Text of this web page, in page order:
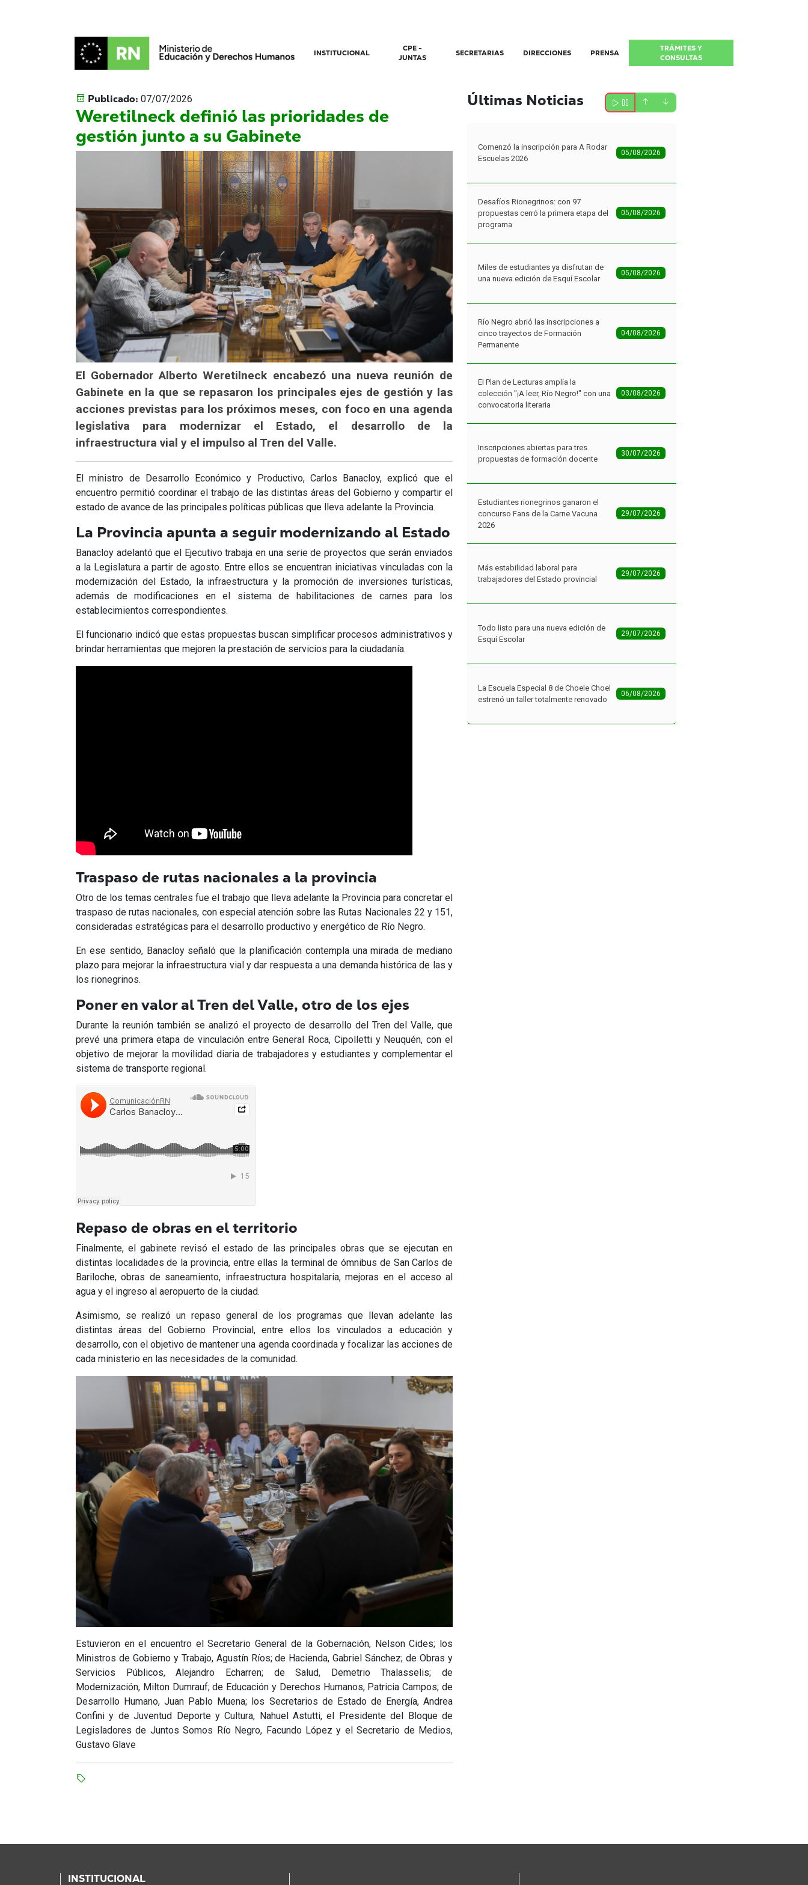
INSTITUCIONAL
CPE -
JUNTAS
SECRETARIAS DIRECCIONES PRENSA
TRÁMITES Y
CONSULTAS
Publicado: 07/07/2026
Weretilneck definió las prioridades de
gestión junto a su Gabinete
El Gobernador Alberto Weretilneck encabezó una nueva reunión de
Gabinete en la que se repasaron los principales ejes de gestión y las
acciones previstas para los próximos meses, con foco en una agenda
legislativa para modernizar el Estado, el desarrollo de la
infraestructura vial y el impulso al Tren del Valle.
El ministro de Desarrollo Económico y Productivo, Carlos Banacloy, explicó que el
encuentro permitió coordinar el trabajo de las distintas áreas del Gobierno y compartir el
estado de avance de las principales políticas públicas que lleva adelante la Provincia.
La Provincia apunta a seguir modernizando al Estado
Banacloy adelantó que el Ejecutivo trabaja en una serie de proyectos que serán enviados
a la Legislatura a partir de agosto. Entre ellos se encuentran iniciativas vinculadas con la
modernización del Estado, la infraestructura y la promoción de inversiones turísticas,
además de modificaciones en el sistema de habilitaciones de carnes para los
establecimientos correspondientes.
El funcionario indicó que estas propuestas buscan simplificar procesos administrativos y
brindar herramientas que mejoren la prestación de servicios para la ciudadanía.
Traspaso de rutas nacionales a la provincia
Otro de los temas centrales fue el trabajo que lleva adelante la Provincia para concretar el
traspaso de rutas nacionales, con especial atención sobre las Rutas Nacionales 22 y 151,
consideradas estratégicas para el desarrollo productivo y energético de Río Negro.
En ese sentido, Banacloy señaló que la planificación contempla una mirada de mediano
plazo para mejorar la infraestructura vial y dar respuesta a una demanda histórica de las y
los rionegrinos.
Poner en valor al Tren del Valle, otro de los ejes
Durante la reunión también se analizó el proyecto de desarrollo del Tren del Valle, que
prevé una primera etapa de vinculación entre General Roca, Cipolletti y Neuquén, con el
objetivo de mejorar la movilidad diaria de trabajadores y estudiantes y complementar el
sistema de transporte regional.
Repaso de obras en el territorio
Finalmente, el gabinete revisó el estado de las principales obras que se ejecutan en
distintas localidades de la provincia, entre ellas la terminal de ómnibus de San Carlos de
Bariloche, obras de saneamiento, infraestructura hospitalaria, mejoras en el acceso al
agua y el ingreso al aeropuerto de la ciudad.
Asimismo, se realizó un repaso general de los programas que llevan adelante las
distintas áreas del Gobierno Provincial, entre ellos los vinculados a educación y
desarrollo, con el objetivo de mantener una agenda coordinada y focalizar las acciones de
cada ministerio en las necesidades de la comunidad.
Estuvieron en el encuentro el Secretario General de la Gobernación, Nelson Cides; los
Ministros de Gobierno y Trabajo, Agustín Ríos; de Hacienda, Gabriel Sánchez; de Obras y
Servicios Públicos, Alejandro Echarren; de Salud, Demetrio Thalasselis; de
Modernización, Milton Dumrauf; de Educación y Derechos Humanos, Patricia Campos; de
Desarrollo Humano, Juan Pablo Muena; los Secretarios de Estado de Energía, Andrea
Confini y de Juventud Deporte y Cultura, Nahuel Astutti, el Presidente del Bloque de
Legisladores de Juntos Somos Río Negro, Facundo López y el Secretario de Medios,
Gustavo Glave
Últimas Noticias
Comenzó la inscripción para A Rodar
Escuelas 2026
05/08/2026
Desafíos Rionegrinos: con 97
propuestas cerró la primera etapa del
programa
05/08/2026
Miles de estudiantes ya disfrutan de
una nueva edición de Esquí Escolar
05/08/2026
Río Negro abrió las inscripciones a
cinco trayectos de Formación
Permanente
04/08/2026
El Plan de Lecturas amplía la
colección "¡A leer, Río Negro!" con una
convocatoria literaria
03/08/2026
Inscripciones abiertas para tres
propuestas de formación docente
30/07/2026
Estudiantes rionegrinos ganaron el
concurso Fans de la Carne Vacuna
2026
29/07/2026
Más estabilidad laboral para
trabajadores del Estado provincial
29/07/2026
Todo listo para una nueva edición de
Esquí Escolar
29/07/2026
La Escuela Especial 8 de Choele Choel
estrenó un taller totalmente renovado
06/08/2026
INSTITUCIONAL